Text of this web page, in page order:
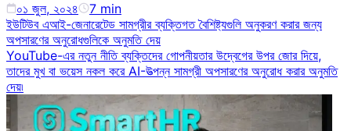
০১ জুল, ২০২৪ 7 min
ইউটিউব এআই-জেনারেটেড সামগ্রীর ব্যক্তিগত বৈশিষ্ট্যগুলি অনুকরণ করার জন্য
অপসারণের অনুরোধগুলিকে অনুমতি দেয়
YouTube-এর নতুন নীতি ব্যক্তিদের গোপনীয়তার উদ্বেগের উপর জোর দিয়ে,
তাদের মুখ বা ভয়েস নকল করে AI-উত্পন্ন সামগ্রী অপসারণের অনুরোধ করার অনুমতি
দেয়৷